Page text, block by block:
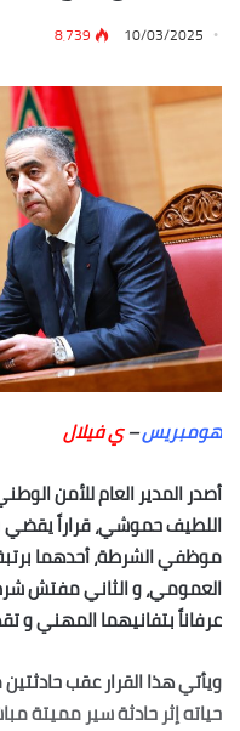
10/03/2025 8٬739
هومبريس–ي فيلال
أصدر المدير العام للأمن
اللطيف حموشي، قراراً يقضي
موظفي الشرطة، أحدهما
العمومي، و الثاني مفتش
عرفاناً بتفانيهما المهني و
ويأتي هذا القرار عقب
حياته إثر حادثة سير مميتة